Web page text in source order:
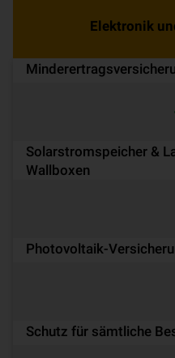
Elektronik
Solarstromspeicher &
Wallboxen
Pho­to­vol­ta­ik-
Schutz für sämtliche